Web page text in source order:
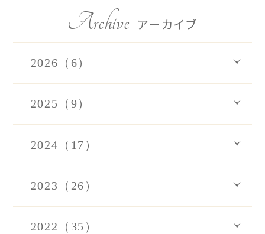
Archive アーカイブ
2026（6）
2025（9）
2024（17）
2023（26）
2022（35）